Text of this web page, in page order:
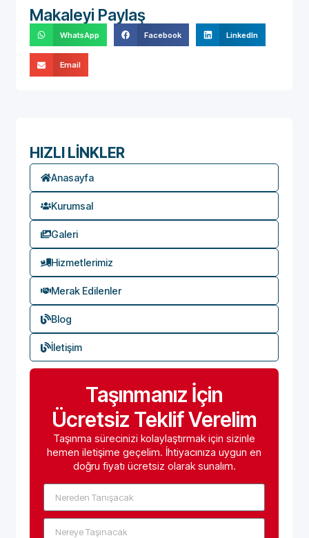
Makaleyi Paylaş
WhatsApp Facebook LinkedIn
Email
HIZLI LİNKLER
Anasayfa
Kurumsal
Galeri
Hizmetlerimiz
Merak Edilenler
Blog
İletişim
Taşınmanız İçin
Ücretsiz Teklif Verelim
Taşınma sürecinizi kolaylaştırmak için sizinle
hemen iletişime geçelim. İhtiyacınıza uygun en
doğru fiyatı ücretsiz olarak sunalım.